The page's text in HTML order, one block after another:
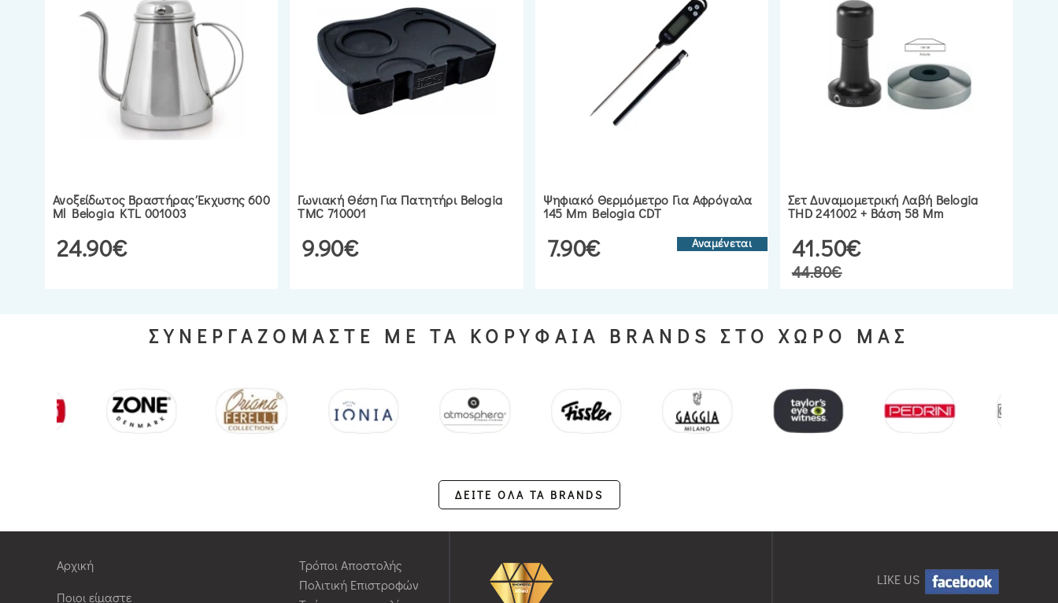
Ανοξείδωτος Βραστήρας Έκχυσης 600
Ml Belogia KTL 001003
24.90€
Γωνιακή Θέση Για Πατητήρι Belogia
TMC 710001
9.90€
Ψηφιακό Θερμόμετρο Για Αφρόγαλα
145 Mm Belogia CDT
7.90€ Αναμένεται
Σετ Δυναμομετρική Λαβή Belogia
THD 241002 + Βάση 58 Mm
41.50€
44.80€
ΣΥΝΕΡΓΑΖΟΜΑΣΤΕ ΜΕ ΤΑ ΚΟΡΥΦΑΙΑ BRANDS ΣΤΟ ΧΩΡΟ ΜΑΣ
ΔΕΙΤΕ ΟΛΑ ΤΑ BRANDS
Αρχική
Ποιοι είμαστε
Τρόποι Αποστολής
Πολιτική Επιστροφών
LIKE US